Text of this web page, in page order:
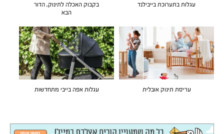
עגלות בתערוכת בייבילנד
בקבוק האכלה לתינוק, הדור
הבא
עריסת תינוק אובלית עגלות אפה בייבי מתחדשות